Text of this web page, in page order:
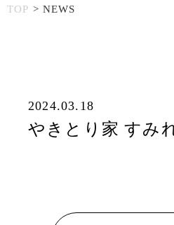
TOP NEWS
2024.03.18
やきとり家 すみ